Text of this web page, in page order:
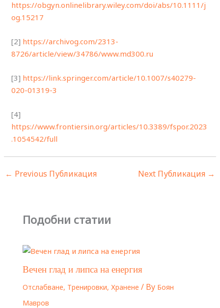
https://obgyn.onlinelibrary.wiley.com/doi/abs/10.1111/j
og.15217
[2] https://archivog.com/2313-
8726/article/view/34786/www.md300.ru
[3] https://link.springer.com/article/10.1007/s40279-
020-01319-3
[4]
https://www.frontiersin.org/articles/10.3389/fspor.2023
.1054542/full
← Previous Публикация Next Публикация →
Подобни статии
Вечен глад и липса на енергия
Отслабване, Тренировки, Хранене / By Боян
Мавров